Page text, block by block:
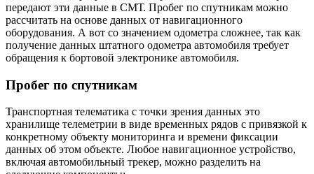
передают эти данные в СМТ. Пробег по спутникам можно
рассчитать на основе данных от навигационного
оборудования. А вот со значением одометра сложнее, так как
получение данных штатного одометра автомобиля требует
обращения к бортовой электронике автомобиля.
Пробег по спутникам
Транспортная телематика с точки зрения данных это
хранилище телеметрии в виде временных рядов с привязкой к
конкретному объекту мониторинга и времени фиксации
данных об этом объекте. Любое навигационное устройство,
включая автомобильный трекер, можно разделить на